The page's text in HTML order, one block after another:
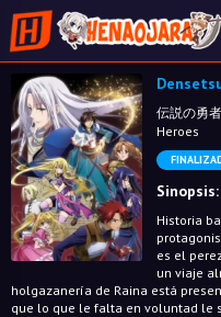
伝説の勇
Heroes
Sinopsis:
Historia
es el
un viaje
holgazanería de Raina está
que lo que le falta en voluntad le